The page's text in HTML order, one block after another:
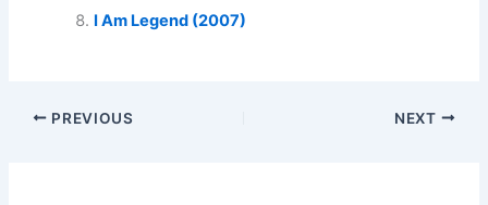
I Am Legend (2007)
PREVIOUS NEXT